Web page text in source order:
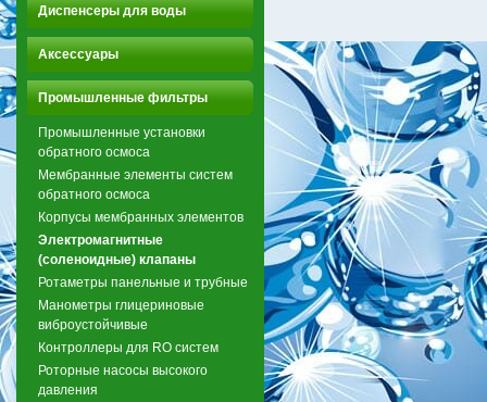
Диспенсеры для воды
Аксессуары
Промышленные фильтры
Промышленные установки
обратного осмоса
Мембранные элементы систем
обратного осмоса
Корпусы мембранных элементов
Электромагнитные
(соленоидные) клапаны
Ротаметры панельные и трубные
Манометры глицериновые
виброустойчивые
Контроллеры для RO систем
Роторные насосы высокого
давления